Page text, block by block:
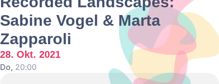
Sabine Vogel & Marta
Zapparoli
28. Okt. 2021
Do, 20:00